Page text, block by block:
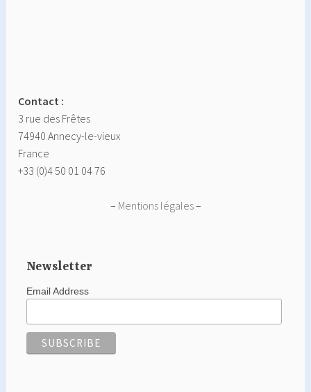
Contact :
3 rue des Frêtes
74940 Annecy-le-vieux
France
+33 (0)4 50 01 04 76
– Mentions légales–
Newsletter
Email Address